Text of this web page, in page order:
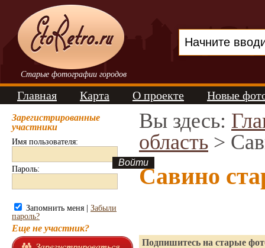
Старые фотографии городов
Главная Карта О проекте Новые
Зарегистрированные
участники
Имя пользователя:
Пароль:
Запомнить меня | Забыли
пароль?
Еще не участник?
Вы здесь:
область >
Савино
Подпишитесь на старые